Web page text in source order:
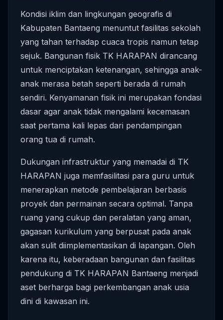
Kondisi iklim dan lingkungan geografis di
Kabupaten Bantaeng menuntut fasilitas sekolah
yang tahan terhadap cuaca tropis namun tetap
sejuk. Bangunan fisik TK HARAPAN dirancang
untuk menciptakan ketenangan, sehingga anak-
anak merasa betah seperti berada di rumah
sendiri. Kenyamanan fisik ini merupakan fondasi
dasar agar anak tidak mengalami kecemasan
saat pertama kali lepas dari pendampingan
orang tua di rumah.
Dukungan infrastruktur yang memadai di TK
HARAPAN juga memfasilitasi para guru untuk
menerapkan metode pembelajaran berbasis
proyek dan permainan secara optimal. Tanpa
ruang yang cukup dan peralatan yang aman,
gagasan kurikulum yang berpusat pada anak
akan sulit diimplementasikan di lapangan. Oleh
karena itu, keberadaan bangunan dan fasilitas
pendukung di TK HARAPAN Bantaeng menjadi
aset berharga bagi perkembangan anak usia
dini di kawasan ini.